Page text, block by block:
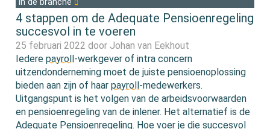
4 stappen om de Adequate Pensioenregeling
succesvol in te voeren
25 februari 2022 door Johan van Eekhout
Iederepayroll-werkgever of intra concern
uitzendonderneming moet de juiste pensioenoplossing
bieden aan zijn of haarpayroll-medewerkers.
Uitgangspunt is het volgen van de arbeidsvoorwaarden
en pensioenregeling van de inlener. Het alternatief is de
Adequate Pensioenregeling. Hoe voer je die succesvol